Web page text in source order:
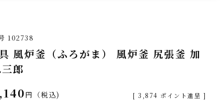
102738
風炉釜（ふろがま） 風炉釜 尻張釜 加
郎
税込 [ 3,874 ポイント進呈 ]